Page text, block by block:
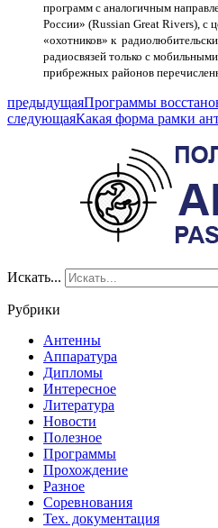
программ с аналогичным
России» (Russian Great Rivers), c
«охотников» к
радиосвязей только с
прибрежных районов
предыдущаяПрограммы
следующаяКакая форма рамки
Искать...
Рубрики
Антенны
Аппаратура
Дипломы
Интересное
Литература
Новости
Полезное
Программы
Прохождение
Разное
Соревнования
Тех. документация